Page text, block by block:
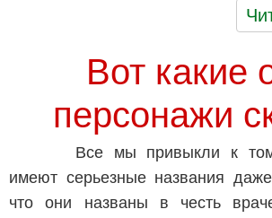
Вот какие
персонажи
Все мы привыкли к
имеют серьезные названия
что они названы в честь